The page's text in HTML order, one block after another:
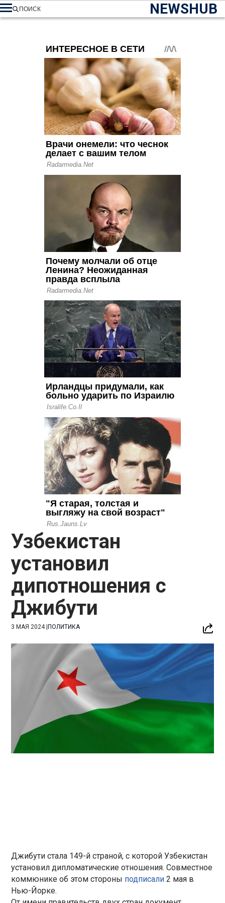
NEWSHUB
ПОИСК
Узбекистан
установил
дипотношения с
Джибути
3 МАЯ 2024|ПОЛИТИКА
Джибути стала 149-й страной, с которой Узбекистан
установил дипломатические отношения. Совместное
коммюнике об этом стороны подписали2 мая в
Нью-Йорке.